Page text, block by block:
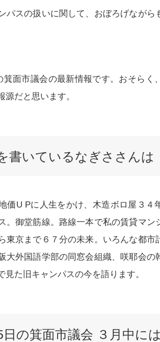
パスの扱いに関して、おぼろげながら
箕面市議会の最新情報です。おそらく
源だと思います。
書いているなぎささんは
価U Pに人生をかけ、木造ボロ屋３４
。御堂筋線。路線一本で私の賃貸マン
東京まで６７分の未来。いろんな都市
大外国語学部の同窓会組織、咲耶会の
見た旧キャンパスの今を語ります。
日の箕面市議会 ３月中に